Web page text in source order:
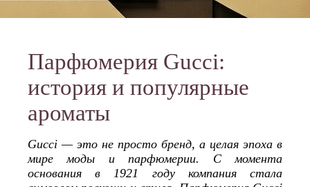
Парфюмерия Gucci:
история и популярные
ароматы
Gucci — это не просто бренд, а целая эпоха в
мире моды и парфюмерии. С момента
основания в 1921 году компания стала